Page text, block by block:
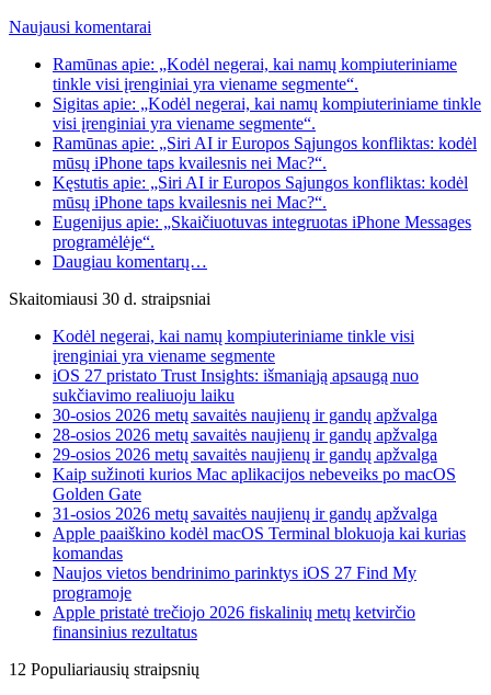
Naujausi komentarai
Ramūnas apie: „Kodėl negerai, kai namų kompiuteriniame
tinkle visi įrenginiai yra viename segmente“.
Sigitas apie: „Kodėl negerai, kai namų kompiuteriniame tinkle
visi įrenginiai yra viename segmente“.
Ramūnas apie: „Siri AI ir Europos Sąjungos konfliktas: kodėl
mūsų iPhone taps kvailesnis nei Mac?“.
Kęstutis apie: „Siri AI ir Europos Sąjungos konfliktas: kodėl
mūsų iPhone taps kvailesnis nei Mac?“.
Eugenijus apie: „Skaičiuotuvas integruotas iPhone Messages
programėlėje“.
Daugiau komentarų…
Skaitomiausi 30 d. straipsniai
Kodėl negerai, kai namų kompiuteriniame tinkle visi
įrenginiai yra viename segmente
iOS 27 pristato Trust Insights: išmaniąją apsaugą nuo
sukčiavimo realiuoju laiku
30-osios 2026 metų savaitės naujienų ir gandų apžvalga
28-osios 2026 metų savaitės naujienų ir gandų apžvalga
29-osios 2026 metų savaitės naujienų ir gandų apžvalga
Kaip sužinoti kurios Mac aplikacijos nebeveiks po macOS
Golden Gate
31-osios 2026 metų savaitės naujienų ir gandų apžvalga
Apple paaiškino kodėl macOS Terminal blokuoja kai kurias
komandas
Naujos vietos bendrinimo parinktys iOS 27 Find My
programoje
Apple pristatė trečiojo 2026 fiskalinių metų ketvirčio
finansinius rezultatus
12 Populiariausių straipsnių